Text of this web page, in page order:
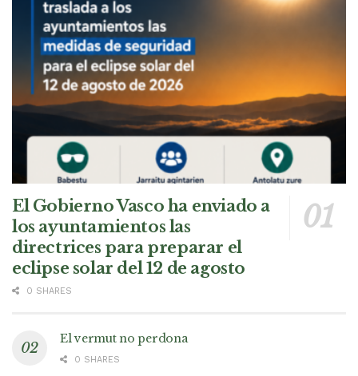
El Gobierno Vasco ha enviado a
los ayuntamientos las
directrices para preparar el
eclipse solar del 12 de agosto
0 SHARES
El vermut no perdona
0 SHARES